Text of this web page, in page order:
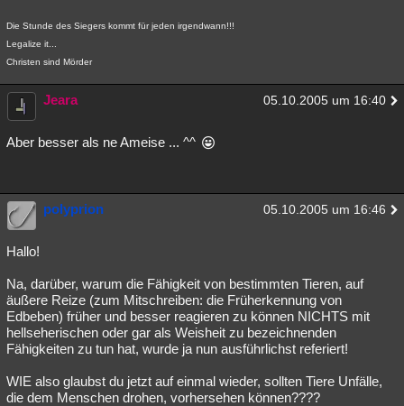
Die Stunde des Siegers kommt für jeden irgendwann!!!
Legalize it...
Christen sind Mörder
Jeara 05.10.2005 um 16:40
Aber besser als ne Ameise ... ^^
polyprion 05.10.2005 um 16:46
Hallo!
Na, darüber, warum die Fähigkeit von bestimmten Tieren, auf
äußere Reize (zum Mitschreiben: die Früherkennung von
Edbeben) früher und besser reagieren zu können NICHTS mit
hellseherischen oder gar als Weisheit zu bezeichnenden
Fähigkeiten zu tun hat, wurde ja nun ausführlichst referiert!
WIE also glaubst du jetzt auf einmal wieder, sollten Tiere Unfälle,
die dem Menschen drohen, vorhersehen können????